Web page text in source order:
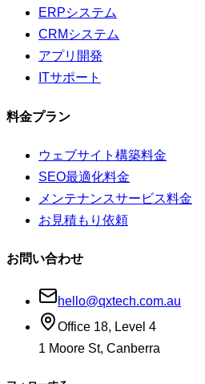
ERPシステム
CRMシステム
アプリ開発
ITサポート
料金プラン
ウェブサイト構築料金
SEO最適化料金
メンテナンスサービス料金
お見積もり依頼
お問い合わせ
hello@qxtech.com.au
Office 18, Level 4
1 Moore St, Canberra